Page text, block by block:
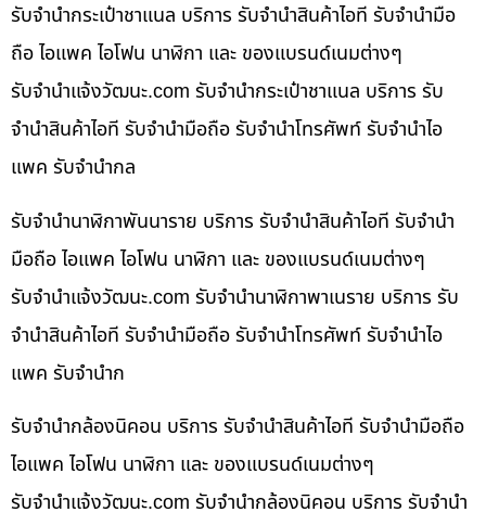
รับจำนำกระเป๋าชาแนล บริการ รับจำนำสินค้าไอที รับจำนำมือ
ถือ ไอแพค ไอโฟน นาฬิกา และ ของแบรนด์เนมต่างๆ
รับจํานําแจ้งวัฒนะ.com รับจำนำกระเป๋าชาแนล บริการ รับ
จำนำสินค้าไอที รับจำนำมือถือ รับจำนำโทรศัพท์ รับจำนำไอ
แพค รับจำนำกล
รับจำนำนาฬิกาพันนาราย บริการ รับจำนำสินค้าไอที รับจำนำ
มือถือ ไอแพค ไอโฟน นาฬิกา และ ของแบรนด์เนมต่างๆ
รับจํานําแจ้งวัฒนะ.com รับจำนำนาฬิกาพาเนราย บริการ รับ
จำนำสินค้าไอที รับจำนำมือถือ รับจำนำโทรศัพท์ รับจำนำไอ
แพค รับจำนำก
รับจำนำกล้องนิคอน บริการ รับจำนำสินค้าไอที รับจำนำมือถือ
ไอแพค ไอโฟน นาฬิกา และ ของแบรนด์เนมต่างๆ
รับจํานําแจ้งวัฒนะ.com รับจำนำกล้องนิคอน บริการ รับจำนำ